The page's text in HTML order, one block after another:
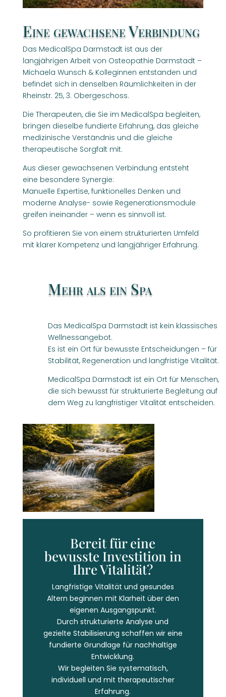
Eine gewachsene Verbindung
Das MedicalSpa Darmstadt ist aus der
langjährigen Arbeit von Osteopathie Darmstadt –
Michaela Wunsch & Kolleginnen entstanden und
befindet sich in denselben Räumlichkeiten in der
Rheinstr. 25, 3. Obergeschoss.
Die Therapeuten, die Sie im MedicalSpa begleiten,
bringen dieselbe fundierte Erfahrung, das gleiche
medizinische Verständnis und die gleiche
therapeutische Sorgfalt mit.
Aus dieser gewachsenen Verbindung entsteht
eine besondere Synergie:
Manuelle Expertise, funktionelles Denken und
moderne Analyse- sowie Regenerationsmodule
greifen ineinander – wenn es sinnvoll ist.
So profitieren Sie von einem strukturierten Umfeld
mit klarer Kompetenz und langjähriger Erfahrung.
Mehr als ein Spa
Das MedicalSpa Darmstadt ist kein klassisches
Wellnessangebot.
Es ist ein Ort für bewusste Entscheidungen – für
Stabilität, Regeneration und langfristige Vitalität.
MedicalSpa Darmstadt ist ein Ort für Menschen,
die sich bewusst für strukturierte Begleitung auf
dem Weg zu langfristiger Vitalität entscheiden.
Bereit für eine
bewusste Investition in
Ihre Vitalität?
Langfristige Vitalität und gesundes
Altern beginnen mit Klarheit über den
eigenen Ausgangspunkt.
Durch strukturierte Analyse und
gezielte Stabilisierung schaffen wir eine
fundierte Grundlage für nachhaltige
Entwicklung.
Wir begleiten Sie systematisch,
individuell und mit therapeutischer
Erfahrung.